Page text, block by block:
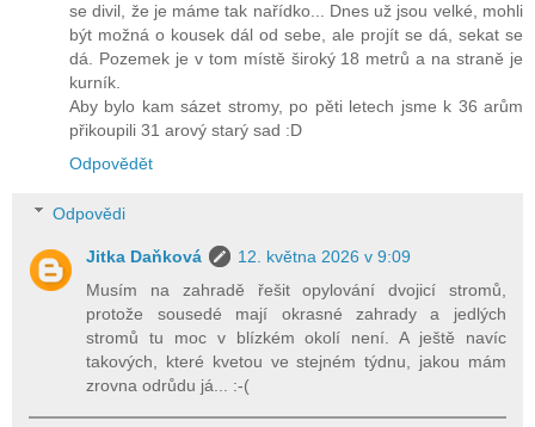
se divil, že je máme tak nařídko... Dnes už jsou velké, mohli
být možná o kousek dál od sebe, ale projít se dá, sekat se
dá. Pozemek je v tom místě široký 18 metrů a na straně je
kurník.
Aby bylo kam sázet stromy, po pěti letech jsme k 36 arům
přikoupili 31 arový starý sad :D
Odpovědět
Odpovědi
Jitka Daňková
12. května 2026 v 9:09
Musím na zahradě řešit opylování dvojicí stromů,
protože sousedé mají okrasné zahrady a jedlých
stromů tu moc v blízkém okolí není. A ještě navíc
takových, které kvetou ve stejném týdnu, jakou mám
zrovna odrůdu já... :-(